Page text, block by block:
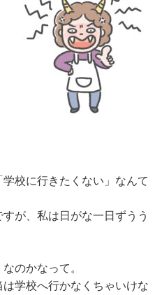
校に行きたくない」なんて
が、私は日がな一日ずうう
のかなって。
学校へ行かなくちゃいけな